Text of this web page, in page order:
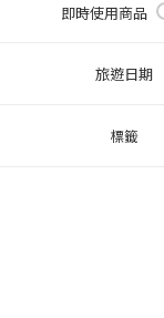
即時使用商品
旅遊日期
標籤